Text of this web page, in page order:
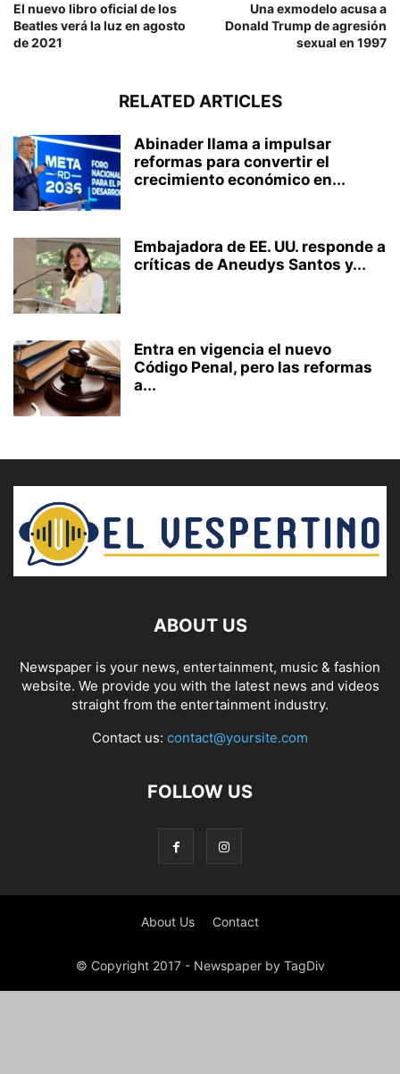
El nuevo libro oficial de los
Beatles verá la luz en agosto
de 2021
Una exmodelo acusa a
Donald Trump de agresión
sexual en 1997
RELATED ARTICLES
Abinader llama a impulsar
reformas para convertir el
crecimiento económico en...
Embajadora de EE. UU. responde a
críticas de Aneudys Santos y...
Entra en vigencia el nuevo
Código Penal, pero las reformas
a...
ABOUT US
Newspaper is your news, entertainment, music & fashion
website. We provide you with the latest news and videos
straight from the entertainment industry.
Contact us: contact@yoursite.com
FOLLOW US
About Us Contact
© Copyright 2017 - Newspaper by TagDiv